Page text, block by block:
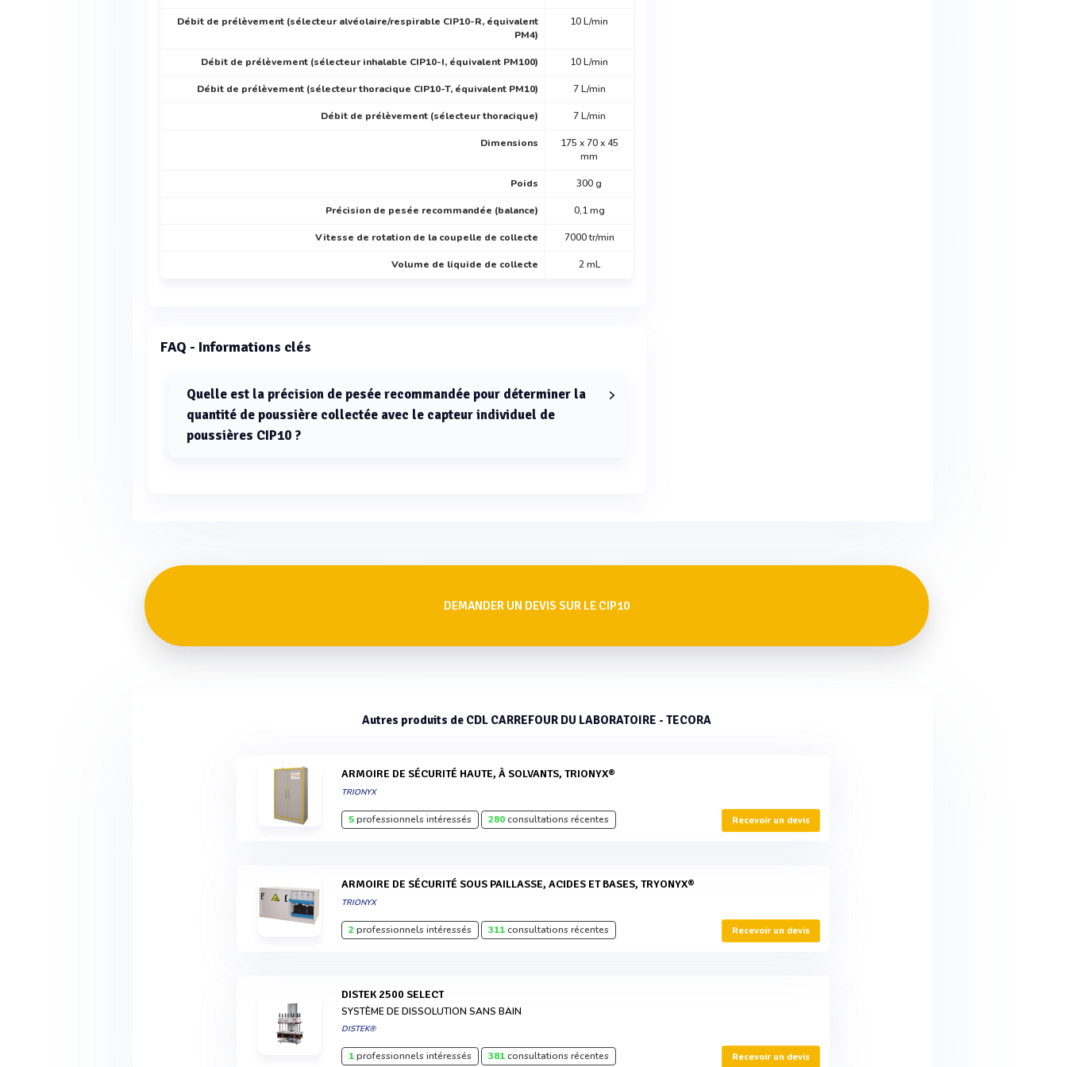
Débit de prélèvement (sélecteur alvéolaire/respirable CIP10-R, équivalent
PM4)
10 L/min
Débit de prélèvement (sélecteur inhalable CIP10-I, équivalent PM100) 10 L/min
Débit de prélèvement (sélecteur thoracique CIP10-T, équivalent PM10) 7 L/min
Débit de prélèvement (sélecteur thoracique) 7 L/min
Dimensions
175 x 70 x 45
mm
Poids 300 g
Précision de pesée recommandée (balance) 0,1 mg
Vitesse de rotation de la coupelle de collecte 7000 tr/min
Volume de liquide de collecte 2 mL
FAQ - Informations clés
Quelle est la précision de pesée recommandée pour déterminer la
quantité de poussière collectée avec le capteur individuel de
poussières CIP10 ?
DEMANDER UN DEVIS SUR LE CIP10
Autres produits de CDL CARREFOUR DU LABORATOIRE - TECORA
ARMOIRE DE SÉCURITÉ HAUTE, À SOLVANTS, TRIONYX®
TRIONYX
5professionnels intéressés 280consultations récentes Recevoir un devis
ARMOIRE DE SÉCURITÉ SOUS PAILLASSE, ACIDES ET BASES, TRYONYX®
TRIONYX
2professionnels intéressés 311consultations récentes Recevoir un devis
DISTEK 2500 SELECT
SYSTÈME DE DISSOLUTION SANS BAIN
DISTEK®
1professionnels intéressés 381consultations récentes Recevoir un devis